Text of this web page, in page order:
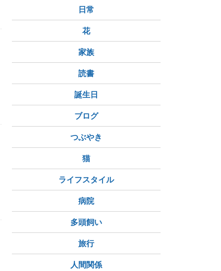
日常
花
家族
読書
誕生日
ブログ
つぶやき
猫
ライフスタイル
病院
多頭飼い
旅行
人間関係